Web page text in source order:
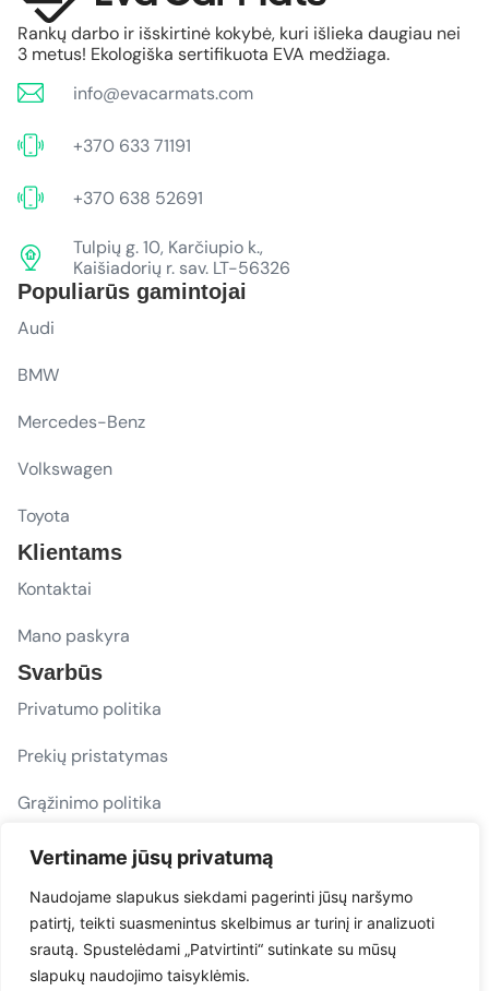
Vertiname jūsų privatumą
Naudojame slapukus siekdami pagerinti jūsų naršymo
patirtį, teikti suasmenintus skelbimus ar turinį ir analizuoti
srautą. Spustelėdami „Patvirtinti“ sutinkate su mūsų
slapukų naudojimo taisyklėmis.
Rankų darbo ir išskirtinė kokybė, kuri išlieka daugiau nei
3 metus! Ekologiška sertifikuota EVA medžiaga.
info@evacarmats.com
+370 633 71191
+370 638 52691
Tulpių g. 10, Karčiupio k.,
Kaišiadorių r. sav. LT-56326
Populiarūs gamintojai
Audi
BMW
Mercedes-Benz
Volkswagen
Toyota
Klientams
Kontaktai
Mano paskyra
Svarbūs
Privatumo politika
Prekių pristatymas
Grąžinimo politika
D. U. K.
Sekite mus
evacarmats
© Copyright 2026 | Eva Car Mats